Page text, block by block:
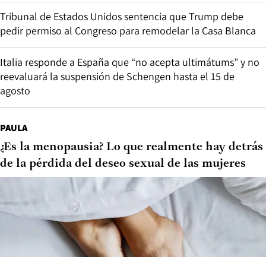
Tribunal de Estados Unidos sentencia que Trump debe
pedir permiso al Congreso para remodelar la Casa Blanca
Italia responde a España que “no acepta ultimátums” y no
reevaluará la suspensión de Schengen hasta el 15 de
agosto
PAULA
¿Es la menopausia? Lo que realmente hay detrás
de la pérdida del deseo sexual de las mujeres